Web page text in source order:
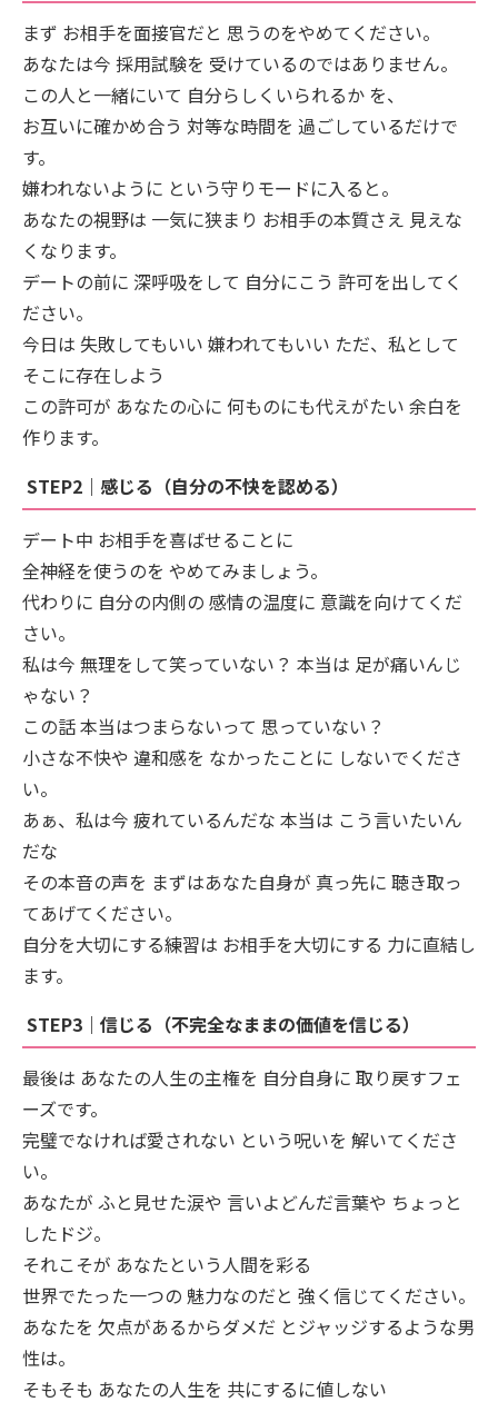
まず お相手を面接官だと 思うのをやめてください。
あなたは今 採用試験を 受けているのではありません。
この人と一緒にいて 自分らしくいられるか を、
お互いに確かめ合う 対等な時間を 過ごしているだけで
す。
嫌われないように という守りモードに入ると。
あなたの視野は 一気に狭まり お相手の本質さえ 見えな
くなります。
デートの前に 深呼吸をして 自分にこう 許可を出してく
ださい。
今日は 失敗してもいい 嫌われてもいい ただ、私として
そこに存在しよう
この許可が あなたの心に 何ものにも代えがたい 余白を
作ります。
STEP2｜感じる（自分の不快を認める）
デート中 お相手を喜ばせることに
全神経を使うのを やめてみましょう。
代わりに 自分の内側の 感情の温度に 意識を向けてくだ
さい。
私は今 無理をして笑っていない？ 本当は 足が痛いんじ
ゃない？
この話 本当はつまらないって 思っていない？
小さな不快や 違和感を なかったことに しないでくださ
い。
あぁ、私は今 疲れているんだな 本当は こう言いたいん
だな
その本音の声を まずはあなた自身が 真っ先に 聴き取っ
てあげてください。
自分を大切にする練習は お相手を大切にする 力に直結し
ます。
STEP3｜信じる（不完全なままの価値を信じる）
最後は あなたの人生の主権を 自分自身に 取り戻すフェ
ーズです。
完璧でなければ愛されない という呪いを 解いてくださ
い。
あなたが ふと見せた涙や 言いよどんだ言葉や ちょっと
したドジ。
それこそが あなたという人間を彩る
世界でたった一つの 魅力なのだと 強く信じてください。
あなたを 欠点があるからダメだ とジャッジするような男
性は。
そもそも あなたの人生を 共にするに値しない